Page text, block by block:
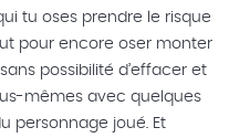
tu oses prendre le risque
pour encore oser monter
possibilité d’effacer et
mêmes avec quelques
personnage joué. Et